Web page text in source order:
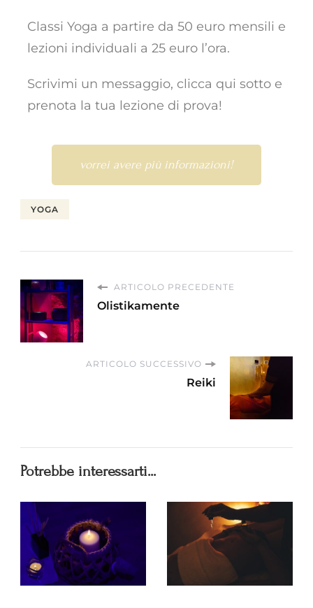
Classi Yoga a partire da 50 euro mensili e
lezioni individuali a 25 euro l’ora.
Scrivimi un messaggio, clicca qui sotto e
prenota la tua lezione di prova!
vorrei avere più informazioni!
YOGA
ARTICOLO PRECEDENTE
Olistikamente
ARTICOLO SUCCESSIVO
Reiki
Potrebbe interessarti...